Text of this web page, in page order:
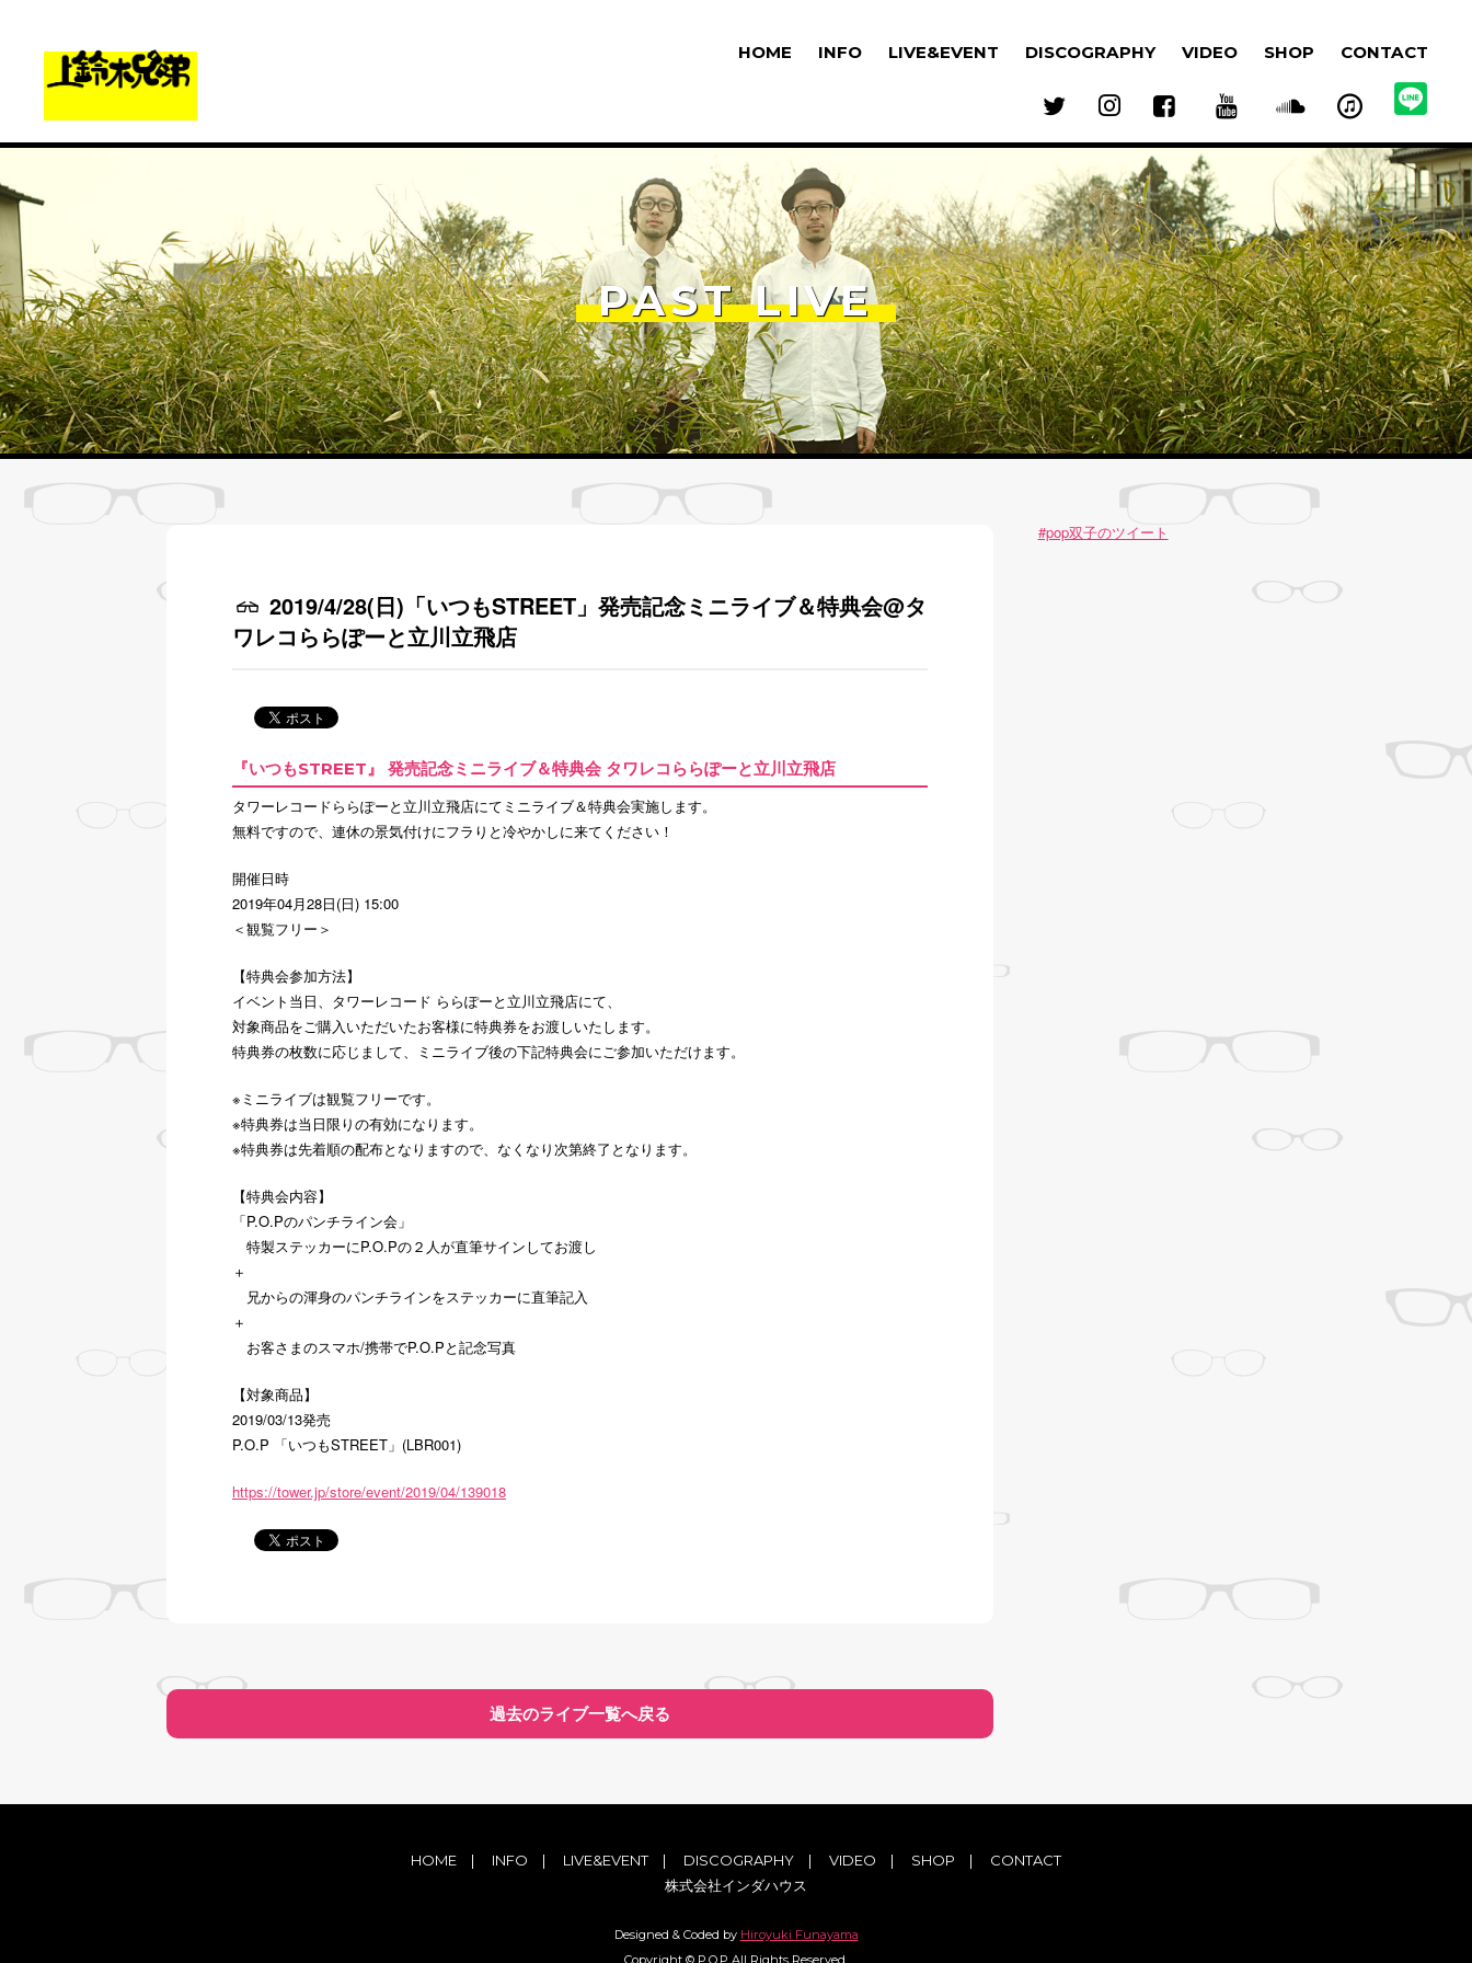
HOME INFO LIVE&EVENT DISCOGRAPHY VIDEO SHOP CONTACT
PAST LIVE
2019/4/28(日)「いつもSTREET」発売記念ミニライブ＆特典会@タ
ワレコららぽーと立川立飛店
『いつもSTREET』 発売記念ミニライブ＆特典会 タワレコららぽーと立川立飛店
タワーレコードららぽーと立川立飛店にてミニライブ＆特典会実施します。
無料ですので、連休の景気付けにフラりと冷やかしに来てください！
開催日時
2019年04月28日(日) 15:00
＜観覧フリー＞
【特典会参加方法】
イベント当日、タワーレコード ららぽーと立川立飛店にて、
対象商品をご購入いただいたお客様に特典券をお渡しいたします。
特典券の枚数に応じまして、ミニライブ後の下記特典会にご参加いただけます。
※ミニライブは観覧フリーです。
※特典券は当日限りの有効になります。
※特典券は先着順の配布となりますので、なくなり次第終了となります。
【特典会内容】
「P.O.Pのパンチライン会」
特製ステッカーにP.O.Pの２人が直筆サインしてお渡し
＋
兄からの渾身のパンチラインをステッカーに直筆記入
＋
お客さまのスマホ/携帯でP.O.Pと記念写真
【対象商品】
2019/03/13発売
P.O.P 「いつもSTREET」(LBR001)
https://tower.jp/store/event/2019/04/139018
過去のライブ一覧へ戻る
#pop双子のツイート
HOME | INFO | LIVE&EVENT| DISCOGRAPHY | VIDEO | SHOP |
CONTACT
株式会社インダハウス
Designed & Coded by Hiroyuki Funayama
Copyright © P.O.P All Rights Reserved.